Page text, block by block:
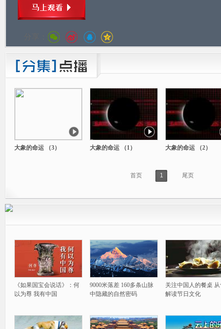
分享：
大象的命运 （3） 大象的命运 （1） 大象的命运 （2）
首页 1 尾页
《如果国宝会说话》：何
以为尊 我有中国
9000米落差 160多条山脉
中隐藏的自然密码
关注中国人的餐桌
解读节日文化